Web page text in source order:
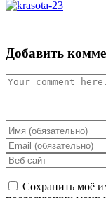
Добавить
Комментарий
Enter
your
name
or
username
to
Enter
your
email
address
to
Enter
your
websiteСохранить моё